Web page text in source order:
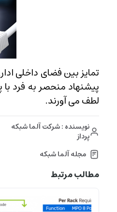
پیشنهاد منحصر به فرد
لطف می آورند.
نویسنده : شرکت آلما شبکه
پرداز
مجله آلما شبکه
مطالب مرتبط